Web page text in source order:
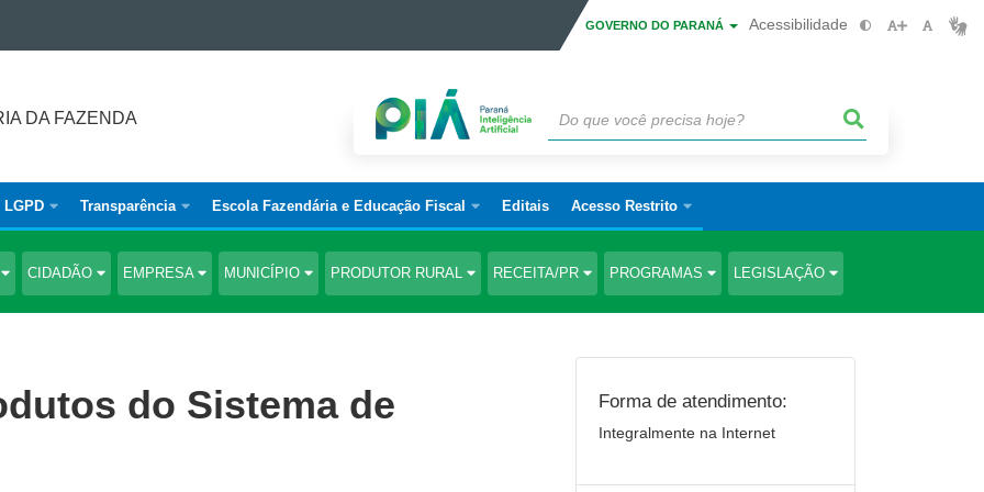
GOVERNO DO PARANÁ Acessibilidade
DA FAZENDA
LGPD Transparência Escola Fazendária e Educação Fiscal Editais Acesso Restrito
CIDADÃO EMPRESA MUNICÍPIO PRODUTOR RURAL RECEITA/PR PROGRAMAS LEGISLAÇÃO
do Sistema de
Forma de atendimento:
Integralmente na Internet